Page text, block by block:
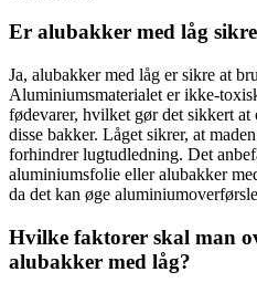
Er alubakker med låg
Ja, alubakker med låg er sikre at
Aluminiumsmaterialet er ikke-
fødevarer, hvilket gør det sikkert at
disse bakker. Låget sikrer, at
forhindrer lugtudledning. Det
aluminiumsfolie eller alubakker
da det kan øge
Hvilke faktorer skal man
alubakker med låg?